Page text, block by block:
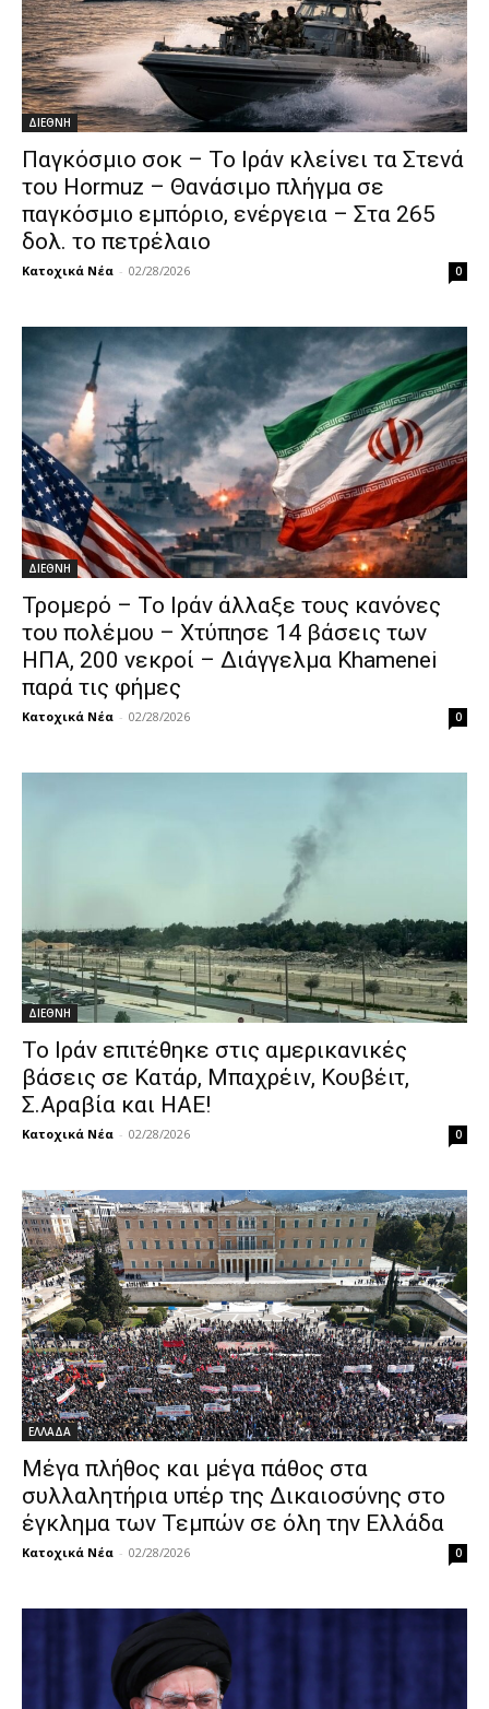
ΔΙΕΘΝΗ
Παγκόσμιο σοκ – Το Ιράν κλείνει τα Στενά
του Hormuz – Θανάσιμο πλήγμα σε
παγκόσμιο εμπόριο, ενέργεια – Στα 265
δολ. το πετρέλαιο
Κατοχικά Νέα - 02/28/2026 0
ΔΙΕΘΝΗ
Τρομερό – Το Ιράν άλλαξε τους κανόνες
του πολέμου – Χτύπησε 14 βάσεις των
ΗΠΑ, 200 νεκροί – Διάγγελμα Khamenei
παρά τις φήμες
Κατοχικά Νέα - 02/28/2026 0
ΔΙΕΘΝΗ
Το Ιράν επιτέθηκε στις αμερικανικές
βάσεις σε Κατάρ, Μπαχρέιν, Κουβέιτ,
Σ.Αραβία και ΗΑΕ!
Κατοχικά Νέα - 02/28/2026 0
ΕΛΛΑΔΑ
Μέγα πλήθος και μέγα πάθος στα
συλλαλητήρια υπέρ της Δικαιοσύνης στο
έγκλημα των Τεμπών σε όλη την Ελλάδα
Κατοχικά Νέα - 02/28/2026 0